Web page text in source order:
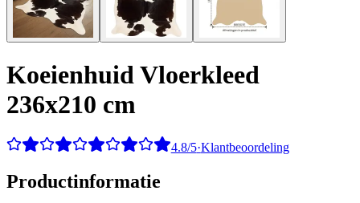
Koeienhuid Vloerkleed
236x210 cm
4.8/5·Klantbeoordeling
Productinformatie